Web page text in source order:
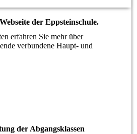
der Eppsteinschule.
erfahren Sie mehr über
verbundene Haupt- und
der Abgangsklassen